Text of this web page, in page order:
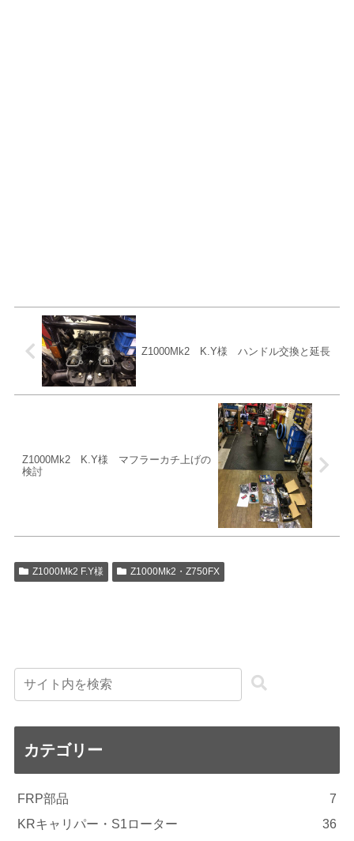
Z1000Mk2 K.Y様 ハンドル交換と延長
Z1000Mk2 K.Y様 マフラーカチ上げの
検討
Z1000Mk2 F.Y様 Z1000Mk2・Z750FX
カテゴリー
FRP部品
7
KRキャリパー・S1ローター
36